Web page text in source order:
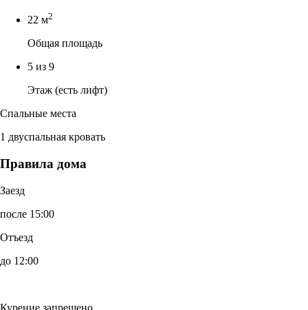
22 м2
Общая площадь
5 из 9
Этаж (есть лифт)
Спальные места
1 двуспальная кровать
Правила дома
Заезд
после 15:00
Отъезд
до 12:00
Курение запрещено